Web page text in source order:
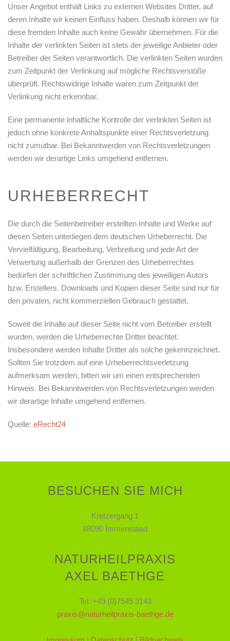
Unser Angebot enthält Links zu externen Websites Dritter, auf
deren Inhalte wir keinen Einfluss haben. Deshalb können wir für
diese fremden Inhalte auch keine Gewähr übernehmen. Für die
Inhalte der verlinkten Seiten ist stets der jeweilige Anbieter oder
Betreiber der Seiten verantwortlich. Die verlinkten Seiten wurden
zum Zeitpunkt der Verlinkung auf mögliche Rechtsverstöße
überprüft. Rechtswidrige Inhalte waren zum Zeitpunkt der
Verlinkung nicht erkennbar.
Eine permanente inhaltliche Kontrolle der verlinkten Seiten ist
jedoch ohne konkrete Anhaltspunkte einer Rechtsverletzung
nicht zumutbar. Bei Bekanntwerden von Rechtsverletzungen
werden wir derartige Links umgehend entfernen.
URHEBERRECHT
Die durch die Seitenbetreiber erstellten Inhalte und Werke auf
diesen Seiten unterliegen dem deutschen Urheberrecht. Die
Vervielfältigung, Bearbeitung, Verbreitung und jede Art der
Verwertung außerhalb der Grenzen des Urheberrechtes
bedürfen der schriftlichen Zustimmung des jeweiligen Autors
bzw. Erstellers. Downloads und Kopien dieser Seite sind nur für
den privaten, nicht kommerziellen Gebrauch gestattet.
Soweit die Inhalte auf dieser Seite nicht vom Betreiber erstellt
wurden, werden die Urheberrechte Dritter beachtet.
Insbesondere werden Inhalte Dritter als solche gekennzeichnet.
Sollten Sie trotzdem auf eine Urheberrechtsverletzung
aufmerksam werden, bitten wir um einen entsprechenden
Hinweis. Bei Bekanntwerden von Rechtsverletzungen werden
wir derartige Inhalte umgehend entfernen.
Quelle: eRecht24
BESUCHEN SIE MICH
Kretzergang 1
88090 Immenstaad
NATURHEILPRAXIS
AXEL BAETHGE
Tel.:+49 (0)7545 3143
praxis@naturheilpraxis-baethge.de